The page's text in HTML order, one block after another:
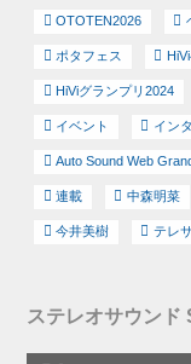
OTOTEN2026
ポタフェス
HiViグランプリ2024
イベント イン
Auto Sound Web
連載 中森明菜
今井美樹 テレ
ステレオサウンド